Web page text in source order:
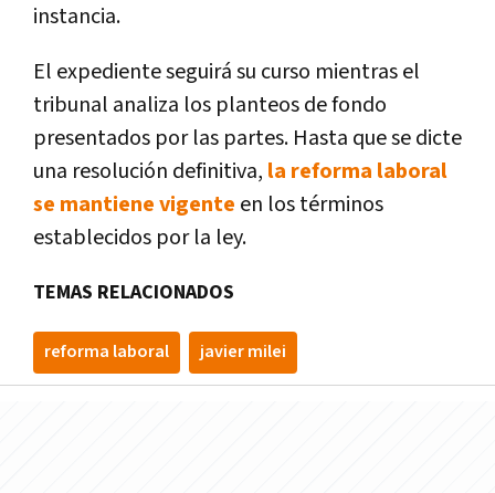
instancia.
El expediente seguirá su curso mientras el
tribunal analiza los planteos de fondo
presentados por las partes. Hasta que se dicte
una resolución definitiva, la reforma laboral
se mantiene vigente en los términos
establecidos por la ley.
TEMAS RELACIONADOS
reforma laboral javier milei